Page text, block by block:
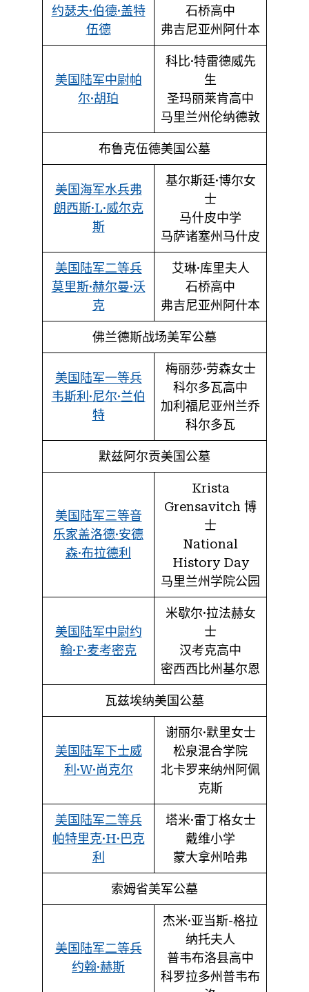
约瑟夫·伯德·盖特
伍德
石桥高中
弗吉尼亚州阿什本
美国陆军中尉帕
尔·胡珀
科比·特雷德威先
生
圣玛丽莱肯高中
马里兰州伦纳德敦
布鲁克伍德美国公墓
美国海军水兵弗
朗西斯·L·威尔克
斯
基尔斯廷·博尔女
士
马什皮中学
马萨诸塞州马什皮
美国陆军二等兵
莫里斯·赫尔曼·沃
克
艾琳·库里夫人
石桥高中
弗吉尼亚州阿什本
佛兰德斯战场美军公墓
美国陆军一等兵
韦斯利·尼尔·兰伯
特
梅丽莎·劳森女士
科尔多瓦高中
加利福尼亚州兰乔
科尔多瓦
默兹阿尔贡美国公墓
美国陆军三等音
乐家盖洛德·安德
森·布拉德利
Krista
Grensavitch 博
士
National
History Day
马里兰州学院公园
美国陆军中尉约
翰·F·麦考密克
米歇尔·拉法赫女
士
汉考克高中
密西西比州基尔恩
瓦兹埃纳美国公墓
美国陆军下士威
利·W·尚克尔
谢丽尔·默里女士
松泉混合学院
北卡罗来纳州阿佩
克斯
美国陆军二等兵
帕特里克·H·巴克
利
塔米·雷丁格女士
戴维小学
蒙大拿州哈弗
索姆省美军公墓
美国陆军二等兵
约翰·赫斯
杰米·亚当斯-格拉
纳托夫人
普韦布洛县高中
科罗拉多州普韦布